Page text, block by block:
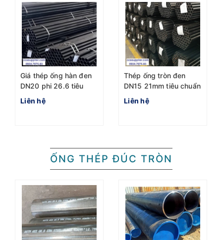
Giá thép ống hàn đen
DN20 phi 26.6 tiêu
chuẩn BSEN
1387:1985 Hòa Phát
Liên hệ
Thép ống tròn đen
DN15 21mm tiêu chuẩn
BSEN
Liên hệ
ỐNG THÉP ĐÚC TRÒN